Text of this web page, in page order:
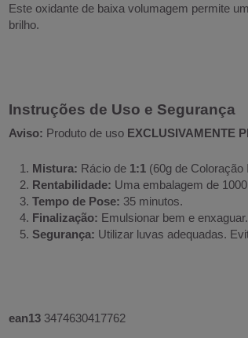
Este oxidante de baixa volumagem permite
brilho.
Instruções de Uso e Segurança
Aviso: Produto de uso EXCLUSIVAMENTE
Mistura: Rácio de 1:1 (60g de Coloração
Rentabilidade: Uma embalagem de
Tempo de Pose: 35 minutos.
Finalização: Emulsionar bem e
Segurança: Utilizar luvas adequadas.
ean13 3474630417762